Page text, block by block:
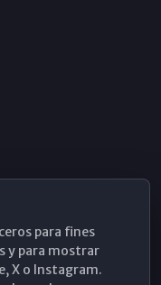
para fines
y para mostrar
X o Instagram.